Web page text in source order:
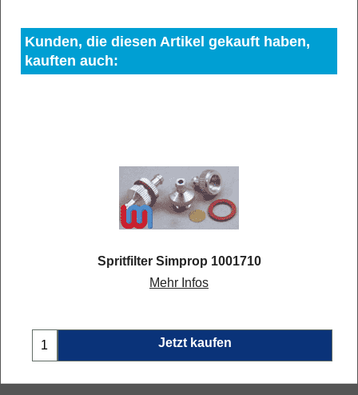
Kunden, die diesen Artikel gekauft haben,
kauften auch:
Spritfilter Simprop 1001710
Mehr Infos
Jetzt kaufen